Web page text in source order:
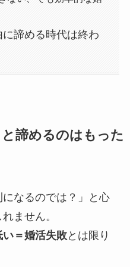
諦める時代は終わ
諦めるのはもった
になるのでは？」と心
ません。
い＝婚活失敗とは限り